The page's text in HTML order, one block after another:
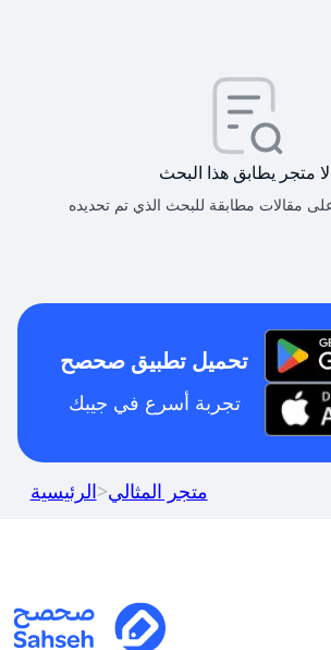
لا متجر يطابق هذا البحث
تحميل تطبيق صحصح
تجربة أسرع في جيبك
الرئيسية>متجر المثالي